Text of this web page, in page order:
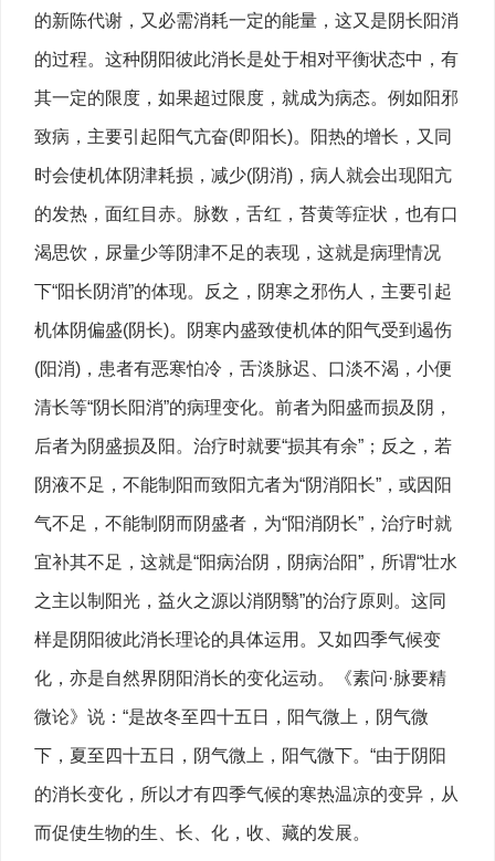
的新陈代谢，又必需消耗一定的能量，这又是阴长阳消
的过程。这种阴阳彼此消长是处于相对平衡状态中，有
其一定的限度，如果超过限度，就成为病态。例如阳邪
致病，主要引起阳气亢奋(即阳长)。阳热的增长，又同
时会使机体阴津耗损，减少(阴消)，病人就会出现阳亢
的发热，面红目赤。脉数，舌红，苔黄等症状，也有口
渴思饮，尿量少等阴津不足的表现，这就是病理情况
下“阳长阴消”的体现。反之，阴寒之邪伤人，主要引起
机体阴偏盛(阴长)。阴寒内盛致使机体的阳气受到遏伤
(阳消)，患者有恶寒怕冷，舌淡脉迟、口淡不渴，小便
清长等“阴长阳消”的病理变化。前者为阳盛而损及阴，
后者为阴盛损及阳。治疗时就要“损其有余”；反之，若
阴液不足，不能制阳而致阳亢者为“阴消阳长”，或因阳
气不足，不能制阴而阴盛者，为“阳消阴长”，治疗时就
宜补其不足，这就是“阳病治阴，阴病治阳”，所谓“壮水
之主以制阳光，益火之源以消阴翳”的治疗原则。这同
样是阴阳彼此消长理论的具体运用。又如四季气候变
化，亦是自然界阴阳消长的变化运动。《素问·脉要精
微论》说：“是故冬至四十五日，阳气微上，阴气微
下，夏至四十五日，阴气微上，阳气微下。“由于阴阳
的消长变化，所以才有四季气候的寒热温凉的变异，从
而促使生物的生、长、化，收、藏的发展。